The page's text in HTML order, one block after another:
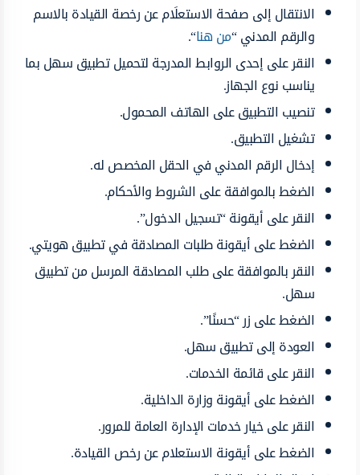
الانتقال إلى صفحة الاستعلَام عن رخصة القيادة بالاسم
والرقم المدني “من هنا“.
النقر على إحدى الروابط المدرجة لتحميل تطبيق سهل بما
يناسب نوع الجهاز.
تنصيب التطبيق على الهاتف المحمول.
تشغيل التطبيق.
إدخال الرقم المدني في الحقل المخصص له.
الضغط بالموافقة على الشروط والأحكام.
النقر على أيقونة “تسجيل الدخول”.
الضغط على أيقونة طلبات المصادقة في تطبيق هويتي.
النقر بالموافقة على طلب المصادقة المرسل من تطبيق
سهل.
الضغط على زر “حسنًا”.
العودة إلى تطبيق سهل.
النقر على قائمة الخدمات.
الضغط على أيقونة وزارة الداخلية.
النقر على خيار خدمات الإدارة العامة للمرور.
الضغط على أيقونة الاستعلام عن رخص القيادة.